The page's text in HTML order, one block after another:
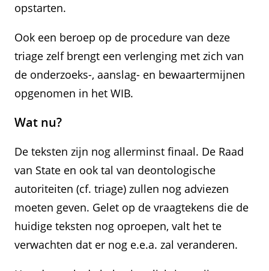
opstarten.
Ook een beroep op de procedure van deze
triage zelf brengt een verlenging met zich van
de onderzoeks-, aanslag- en bewaartermijnen
opgenomen in het WIB.
Wat nu?
De teksten zijn nog allerminst finaal. De Raad
van State en ook tal van deontologische
autoriteiten (cf. triage) zullen nog adviezen
moeten geven. Gelet op de vraagtekens die de
huidige teksten nog oproepen, valt het te
verwachten dat er nog e.e.a. zal veranderen.